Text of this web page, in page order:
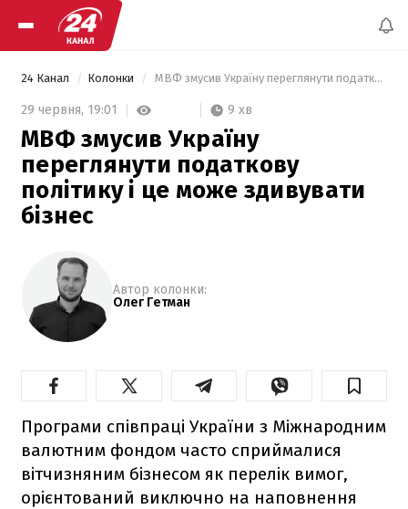
24 Канал Колонки МВФ змусив Україну переглянути податкову політику і це може здивувати бізнес
29 червня, 19:01 9 хв
МВФ змусив Україну
переглянути податкову
політику і це може здивувати
бізнес
Автор колонки:
Олег Гетман
Програми співпраці України з Міжнародним
валютним фондом часто сприймалися
вітчизняним бізнесом як перелік вимог,
орієнтований виключно на наповнення